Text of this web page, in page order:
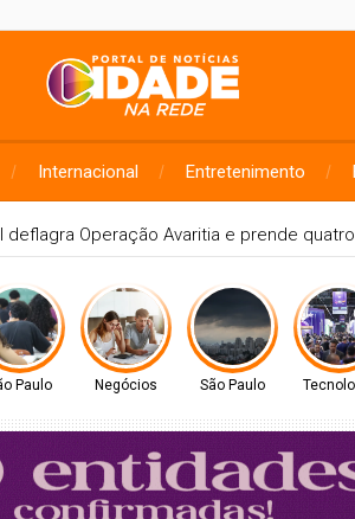
Internacional Entretenimento
anos morre após perder o controle da
Paulo Negócios São Paulo